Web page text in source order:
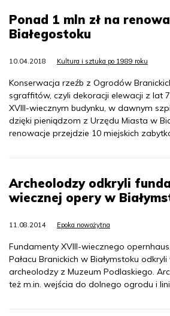
Ponad 1 mln zł na
Białegostoku
10.04.2018 Kultura i sztuka po 1989 roku
Konserwacja rzeźb z Ogrodów
sgraffitów, czyli dekoracji elewacji z lat
XVIII-wiecznym budynku, w dawnym
dzięki pieniądzom z Urzędu Miasta w
renowacje przejdzie 10 miejskich
Archeolodzy odkryli
wiecznej opery w
11.08.2014 Epoka nowożytna
Fundamenty XVIII-wiecznego
Pałacu Branickich w Białymstoku
archeolodzy z Muzeum Podlaskiego.
też m.in. wejścia do dolnego ogrodu i